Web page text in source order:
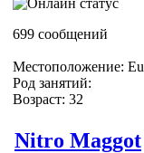
699 сообщений
Местоположение:
Род занятий:
Возраст: 32
Nitro Maggot